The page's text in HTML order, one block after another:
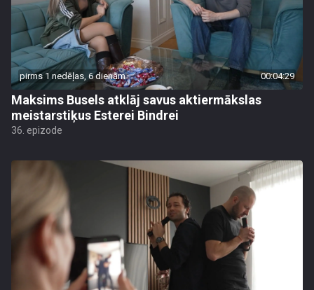
pirms 1 nedēļas, 6 dienām 00:04:29
Maksims Busels atklāj savus aktiermākslas
meistarstiķus Esterei Bindrei
36. epizode